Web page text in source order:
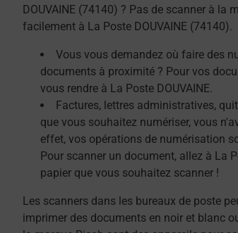
DOUVAINE (74140) ? Pas de scanner à la
facilement à La Poste DOUVAINE (74140).
Vous vous demandez où faire des
documents à proximité ? Pour vos
vous rendre à La Poste DOUVAINE.
Factures, lettres administratives,
que vous souhaitez numériser, vous
effet, vos opérations de numérisation
Pour scanner un document, allez à La
papier que vous souhaitez scanner !
Les scanners dans les bureaux de poste
imprimer des documents en noir et blanc